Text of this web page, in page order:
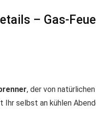
– Gas-
, der von
Ihr selbst an kühlen